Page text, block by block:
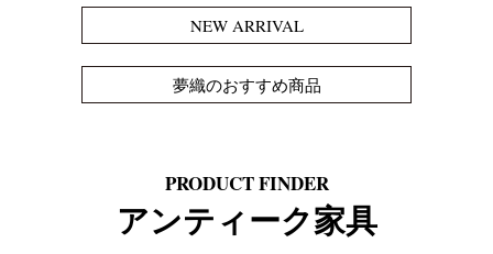
NEW ARRIVAL
夢織のおすすめ商品
PRODUCT FINDER
アンティーク家具